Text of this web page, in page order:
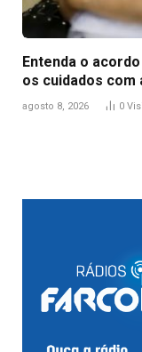
Entenda o
os cuidados com
agosto 8, 2026 0